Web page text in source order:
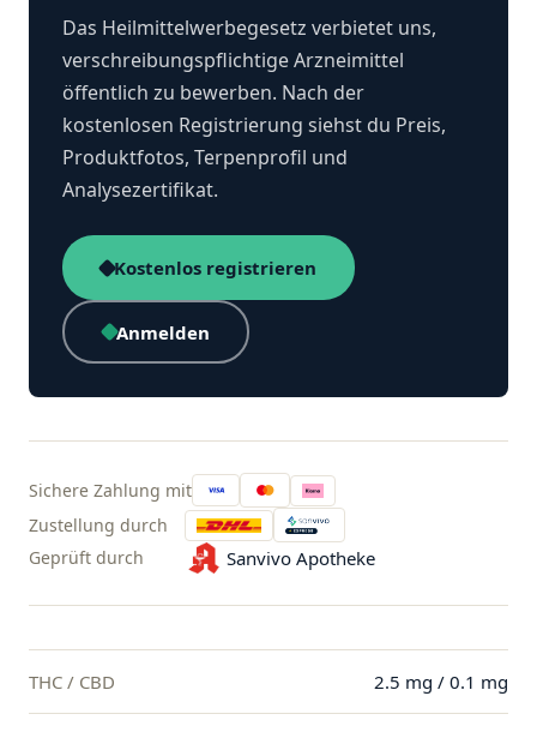
Das Heilmittelwerbegesetz verbietet uns,
verschreibungspflichtige Arzneimittel
öffentlich zu bewerben. Nach der
kostenlosen Registrierung siehst du Preis,
Produktfotos, Terpenprofil und
Analysezertifikat.
Kostenlos registrieren
Anmelden
Sichere Zahlung mit
Zustellung durch
Geprüft durch
Sanvivo Apotheke
THC / CBD 2.5 mg / 0.1 mg